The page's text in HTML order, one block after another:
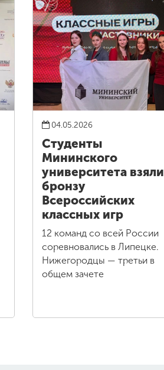
04.05.2026
Студенты
Мининского
университета взяли
бронзу
Всероссийских
классных игр
12 команд со всей России
соревновались в Липецке.
Нижегородцы — третьи в
общем зачете